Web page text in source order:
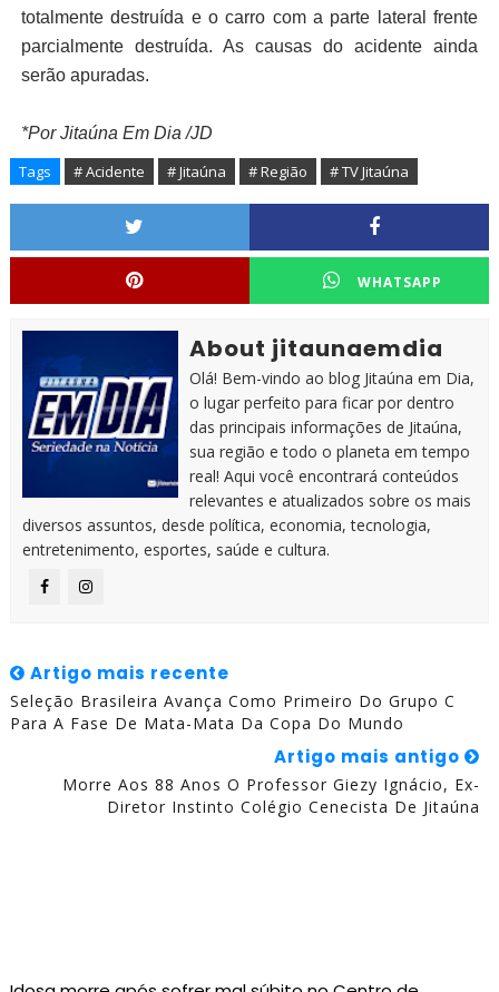
totalmente destruída e o carro com a parte lateral frente
parcialmente destruída. As causas do acidente ainda
serão apuradas.
*Por Jitaúna Em Dia /JD
Tags # Acidente # Jitaúna # Região # TV Jitaúna
WHATSAPP
About jitaunaemdia
Olá! Bem-vindo ao blog Jitaúna em Dia,
o lugar perfeito para ficar por dentro
das principais informações de Jitaúna,
sua região e todo o planeta em tempo
real! Aqui você encontrará conteúdos
relevantes e atualizados sobre os mais
diversos assuntos, desde política, economia, tecnologia,
entretenimento, esportes, saúde e cultura.
Artigo mais recente
Seleção Brasileira Avança Como Primeiro Do Grupo C
Para A Fase De Mata-Mata Da Copa Do Mundo
Artigo mais antigo
Morre Aos 88 Anos O Professor Giezy Ignácio, Ex-
Diretor Instinto Colégio Cenecista De Jitaúna